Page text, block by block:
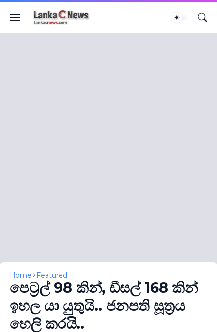
Home Featured
පෙට‍්‍රල් 98 කින්, ඩීසල් 168 කින්
ඉහල යා යුතුයි.. ජනපති සූත‍්‍රය
හෙලි කරයි..